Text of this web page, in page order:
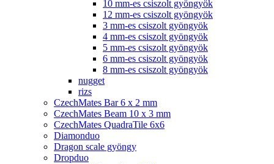
10 mm-es csiszolt gyöngyök
12 mm-es csiszolt gyöngyök
3 mm-es csiszolt gyöngyök
4 mm-es csiszolt gyöngyök
5 mm-es csiszolt gyöngyök
6 mm-es csiszolt gyöngyök
8 mm-es csiszolt gyöngyök
nugget
rizs
CzechMates Bar 6 x 2 mm
CzechMates Beam 10 x 3 mm
CzechMates QuadraTile 6x6
Diamonduo
Dragon scale gyöngy
Dropduo